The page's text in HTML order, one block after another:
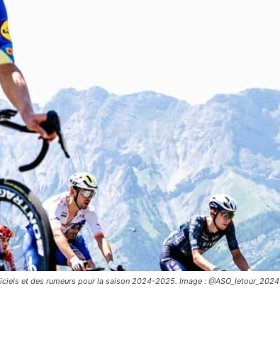
et des rumeurs pour la saison 2024-2025. Image : @ASO_letour_2024